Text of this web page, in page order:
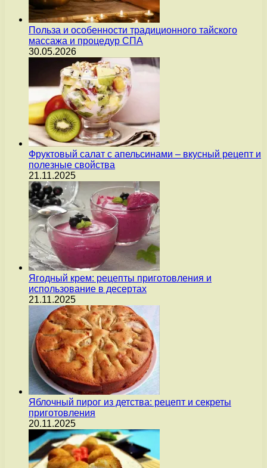
Польза и особенности традиционного тайского
массажа и процедур СПА
30.05.2026
Фруктовый салат с апельсинами – вкусный рецепт и
полезные свойства
21.11.2025
Ягодный крем: рецепты приготовления и
использование в десертах
21.11.2025
Яблочный пирог из детства: рецепт и секреты
приготовления
20.11.2025